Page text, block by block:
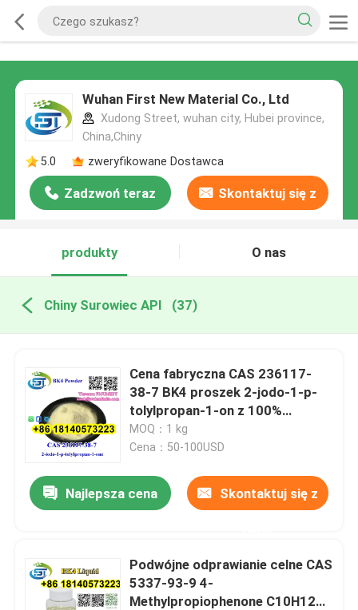
Wuhan First New Material Co., Ltd
Xudong Street, wuhan city, Hubei province,
China,Chiny
5.0
zweryfikowane Dostawca
Zadzwoń teraz Skontaktuj się z
produkty
O nas
Chiny Surowiec API (37)
Cena fabryczna CAS 236117-
38-7 BK4 proszek 2-jodo-1-p-
tolylpropan-1-on z 100%
bezpieczną i szybką dostawą
MOQ：1 kg
Cena：50-100USD
Najlepsza cena Skontaktuj się z
Podwójne odprawianie celne CAS
5337-93-9 4-
Methylpropiophenone C10H12O